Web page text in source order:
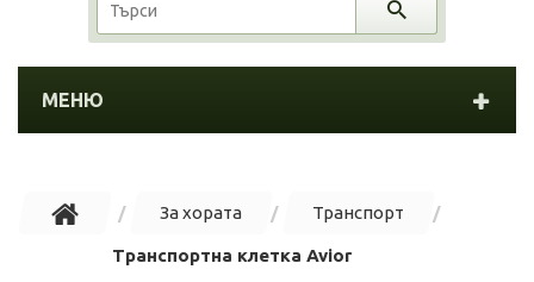
МЕНЮ
За хората Транспорт
Транспортна клетка Avior